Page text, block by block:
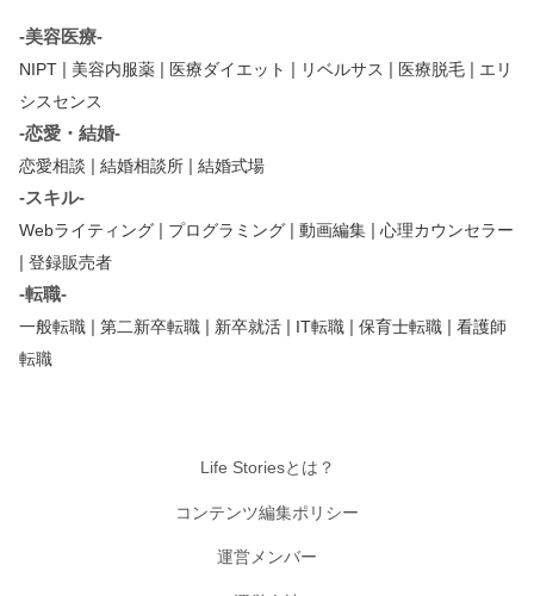
-美容医療-
NIPT | 美容内服薬 | 医療ダイエット | リベルサス | 医療脱毛 | エリ
シスセンス
-恋愛・結婚-
恋愛相談 | 結婚相談所 | 結婚式場
-スキル-
Webライティング | プログラミング | 動画編集 | 心理カウンセラー
| 登録販売者
-転職-
一般転職 | 第二新卒転職 | 新卒就活 | IT転職 | 保育士転職 | 看護師
転職
Life Storiesとは？
コンテンツ編集ポリシー
運営メンバー